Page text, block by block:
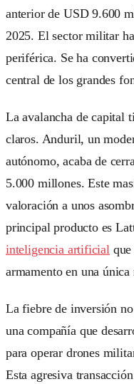
anterior de USD 9.600
2025. El sector militar
periférica. Se ha
central de los grandes
La avalancha de capital
claros. Anduril, un
autónomo, acaba de
5.000 millones. Este
valoración a unos
principal producto es
inteligencia artificialque
armamento en una única
La fiebre de inversión
una compañía que
para operar drones
Esta agresiva